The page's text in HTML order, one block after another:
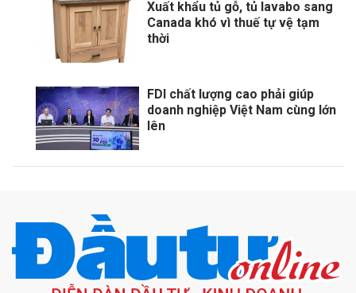
Xuất khẩu tủ gỗ, tủ lavabo sang
Canada khó vì thuế tự vệ tạm
thời
FDI chất lượng cao phải giúp
doanh nghiệp Việt Nam cùng lớn
lên